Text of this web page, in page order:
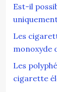
Est-il
Les
monoxyde
Les
cigarette